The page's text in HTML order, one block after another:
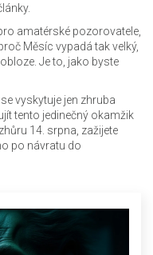
amatérské pozorovatele,
Měsíc vypadá tak velký,
Je to, jako byste
vyskytuje jen zhruba
tento jedinečný okamžik
14. srpna, zažijete
po návratu do